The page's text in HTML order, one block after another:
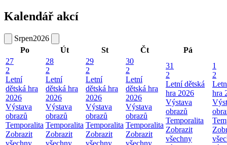
Kalendář akcí
Srpen2026
Po
Út St Čt
Pá
27
2
Letní
dětská hra
2026
Výstava
obrazů
Temporalita
Zobrazit
28
2
Letní
dětská hra
2026
Výstava
obrazů
Temporalita
Zobrazit
29
2
Letní
dětská hra
2026
Výstava
obrazů
Temporalita
Zobrazit
30
2
Letní
dětská hra
2026
Výstava
obrazů
Temporalita
Zobrazit
31
2
Letní dětská
hra 2026
Výstava
obrazů
Temporalita
Zobrazit
všechny
1
2
hra